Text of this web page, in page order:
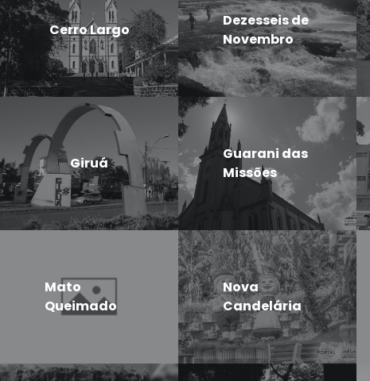
Cerro Largo
Dezesseis de
Novembro
Giruá
Guarani das
Missões
Mato
Queimado
Nova
Candelária